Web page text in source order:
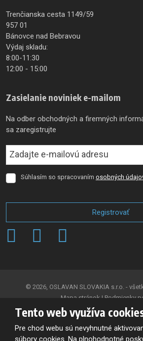
Trenčianska cesta 1149/59
957 01
Bánovce nad Bebravou
Výdaj skladu:
8:00-11:30
12:00 - 15:00
Zasielanie noviniek e-mailom
Na odber obchodných a firemných
sa zaregistrujte
Súhlasím
osobných
Súhlasím so spracovaním osobných
Registrovať
Formulár
© 2026, OSLAVAN SLOVAKIA s.r.o. -
Mapa stránok | Podmienky
VYTVORILA
Tento web využíva
Pre chod webu sú nevyhnutné
súbory cookies. Na plnohodnotné